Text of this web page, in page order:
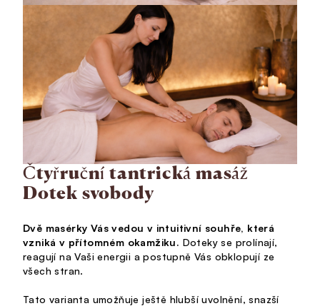
Čtyřruční tantrická masáž
Dotek svobody
Dvě masérky Vás vedou v intuitivní souhře, která
vzniká v přítomném okamžiku. Doteky se prolínají,
reagují na Vaši energii a postupně Vás obklopují ze
všech stran.
Tato varianta umožňuje ještě hlubší uvolnění, snazší